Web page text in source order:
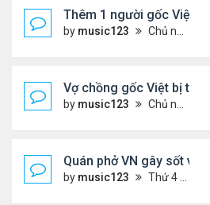
Thêm 1 người gốc Việt
by music123 Chủ nhật Tháng 12 21, 2025 5:03 pm
Vợ chồng gốc Việt bị truy
by music123 Chủ nhật Tháng 12 21, 2025 4:55 pm
Quán phở VN gây sốt vì
by music123 Thứ 4 Tháng 12 17, 2025 6:13 pm